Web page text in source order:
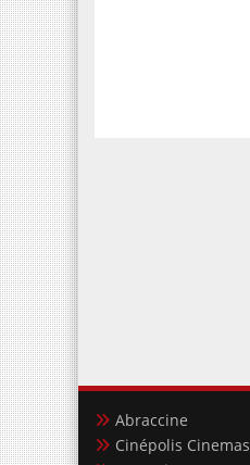
Abraccine
Cinépolis Cinemas